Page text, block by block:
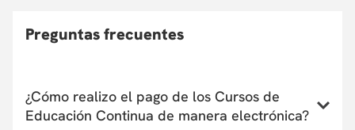
curso de Educación Continua, asumiendo la diferencia si la
Departamento/Facultad que ofrece el curso se reserva el
derecho de admisión según el perfil académico de los
Preguntas frecuentes
¿Cómo realizo el pago de los Cursos de
Educación Continua de manera electrónica?